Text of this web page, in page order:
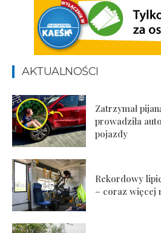
AKTUALNOŚCI
Zatrzymał
prowadziła
pojazdy
Rekordowy
– coraz więcej